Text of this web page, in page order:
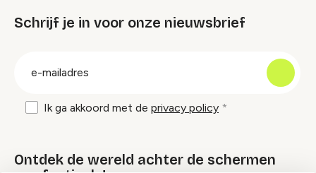
Schrijf je in voor onze nieuwsbrief
Ik ga akkoord met de privacy policy
Ontdek de wereld achter de schermen